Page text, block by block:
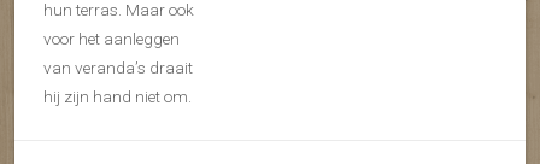
hun terras. Maar ook
voor het aanleggen
van veranda’s draait
hij zijn hand niet om.